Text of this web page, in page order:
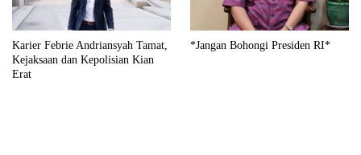
Karier Febrie Andriansyah Tamat,
Kejaksaan dan Kepolisian Kian
Erat
*Jangan Bohongi Presiden RI*